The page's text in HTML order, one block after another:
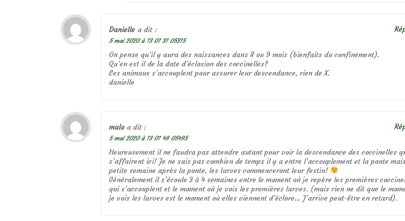
Danielle a dit :
5 mai 2020 à 13 01 31 05315
On pense qu’il y aura des naissances dans 8 ou 9 mois (bienfaits du confinement).
Qu’en est il de la date d’éclosion des coccinelles?
Les animaux s’accouplent pour assurer leur descendance, rien de X.
danielle
malo a dit :
5 mai 2020 à 13 01 49 05495
Heureusement il ne faudra pas attendre autant pour voir la descendance des coccinelles
s’affairent ici! Je ne sais pas combien de temps il y a entre l’accouplement et la ponte
petite semaine après la ponte, les larves commenceront leur festin!
Généralement il s’écoule 3 à 4 semaines entre le moment où je repère les premières
qui s’accouplent et le moment où je vois les premières larves. (mais rien ne dit que le
je vois les larves est le moment où elles viennent d’éclore… J’arrive peut-être en retard).